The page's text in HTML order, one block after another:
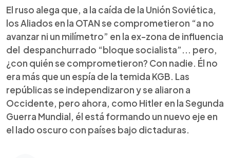
El ruso alega que, a la caída de la Unión Soviética,
los Aliados en la OTAN se comprometieron “a no
avanzar ni un milímetro” en la ex-zona de influencia
del despanchurrado “bloque socialista”... pero,
¿con quién se comprometieron? Con nadie. Él no
era más que un espía de la temida KGB. Las
repúblicas se independizaron y se aliaron a
Occidente, pero ahora, como Hitler en la Segunda
Guerra Mundial, él está formando un nuevo eje en
el lado oscuro con países bajo dictaduras.